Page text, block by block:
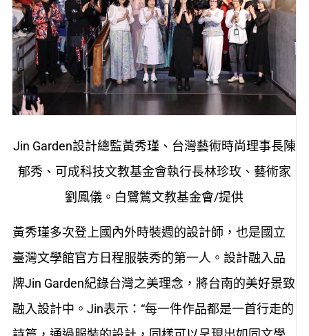
Jin Garden設計總監黃秀瑾、台灣藝術時尚理事長陳
郁秀、可成科技文教基金會執行長林珍玫、藝術家
劉鳳儀。白鷺鷥文教基金會/提供
黃秀瑾多次登上國內外時裝週的設計師，也是國立
臺灣文學館官方日程服裝秀的第一人。設計融入品
牌Jin Garden紀錄台灣之美理念，將台南的美好景致
融入設計中。Jin表示：“每一件作品都是一首行走的